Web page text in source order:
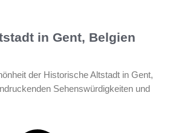
in Gent, Belgien
der Historische Altstadt in Gent,
Sehenswürdigkeiten und